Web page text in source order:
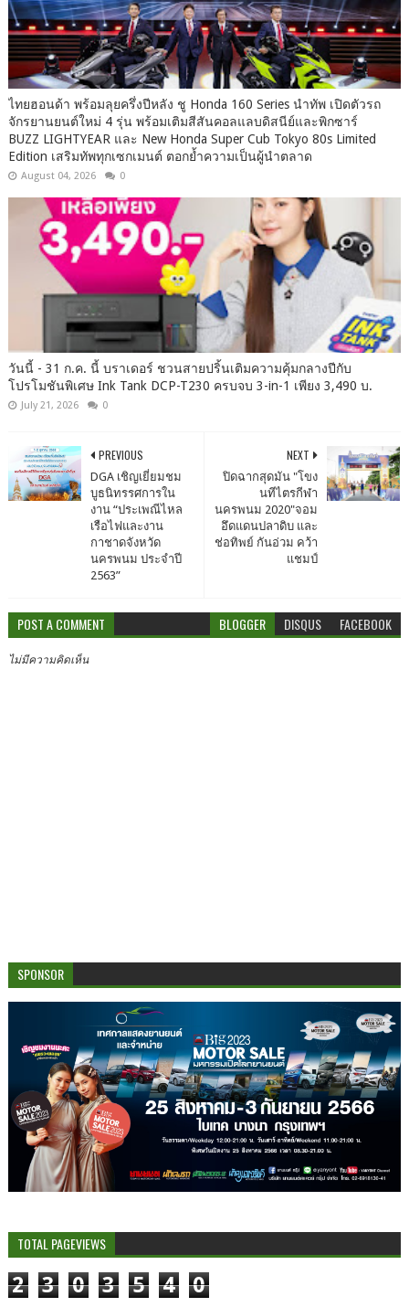
ไทยฮอนด้า พร้อมลุยครึ่งปีหลัง ชู Honda 160 Series นำทัพ เปิดตัวรถ
จักรยานยนต์ใหม่ 4 รุ่น พร้อมเติมสีสันคอลแลบดิสนีย์และพิกซาร์
BUZZ LIGHTYEAR และ New Honda Super Cub Tokyo 80s Limited
Edition เสริมทัพทุกเซกเมนต์ ตอกย้ำความเป็นผู้นำตลาด
August 04, 2026 0
วันนี้ - 31 ก.ค. นี้ บราเดอร์ ชวนสายปริ้นเติมความคุ้มกลางปีกับ
โปรโมชันพิเศษ Ink Tank DCP-T230 ครบจบ 3-in-1 เพียง 3,490 บ.
July 21, 2026 0
NEXT
ปิดฉากสุดมัน "โขง
นทีไตรกีฬา
นครพนม 2020"จอม
อึดแดนปลาดิบ และ
ช่อทิพย์ กันอ่วม คว้า
แชมป์
PREVIOUS
DGA เชิญเยี่ยมชม
บูธนิทรรศการใน
งาน “ประเพณีไหล
เรือไฟและงาน
กาชาดจังหวัด
นครพนม ประจำปี
2563”
POST A COMMENT BLOGGER DISQUS FACEBOOK
ไม่มีความคิดเห็น
SPONSOR
TOTAL PAGEVIEWS
2 3 0 3 5 4 0